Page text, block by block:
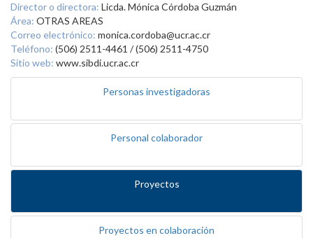
Director o directora: Licda. Mónica Córdoba Guzmán
Área: OTRAS AREAS
Correo electrónico: monica.cordoba@ucr.ac.cr
Teléfono: (506) 2511-4461 / (506) 2511-4750
Sitio web: www.sibdi.ucr.ac.cr
Personas investigadoras
Personal colaborador
Proyectos
Proyectos en colaboración